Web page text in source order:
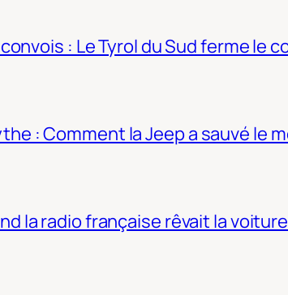
: Le Tyrol du Sud ferme le
: Comment la Jeep a sauvé le
la radio française rêvait la